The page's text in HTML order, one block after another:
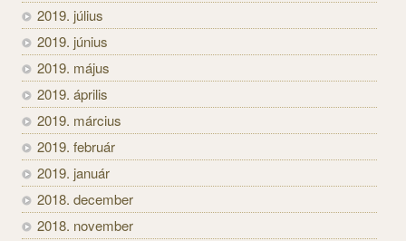
2019. július
2019. június
2019. május
2019. április
2019. március
2019. február
2019. január
2018. december
2018. november